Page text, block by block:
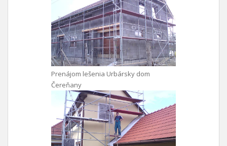
Prenájom lešenia Urbársky dom
Čereňany